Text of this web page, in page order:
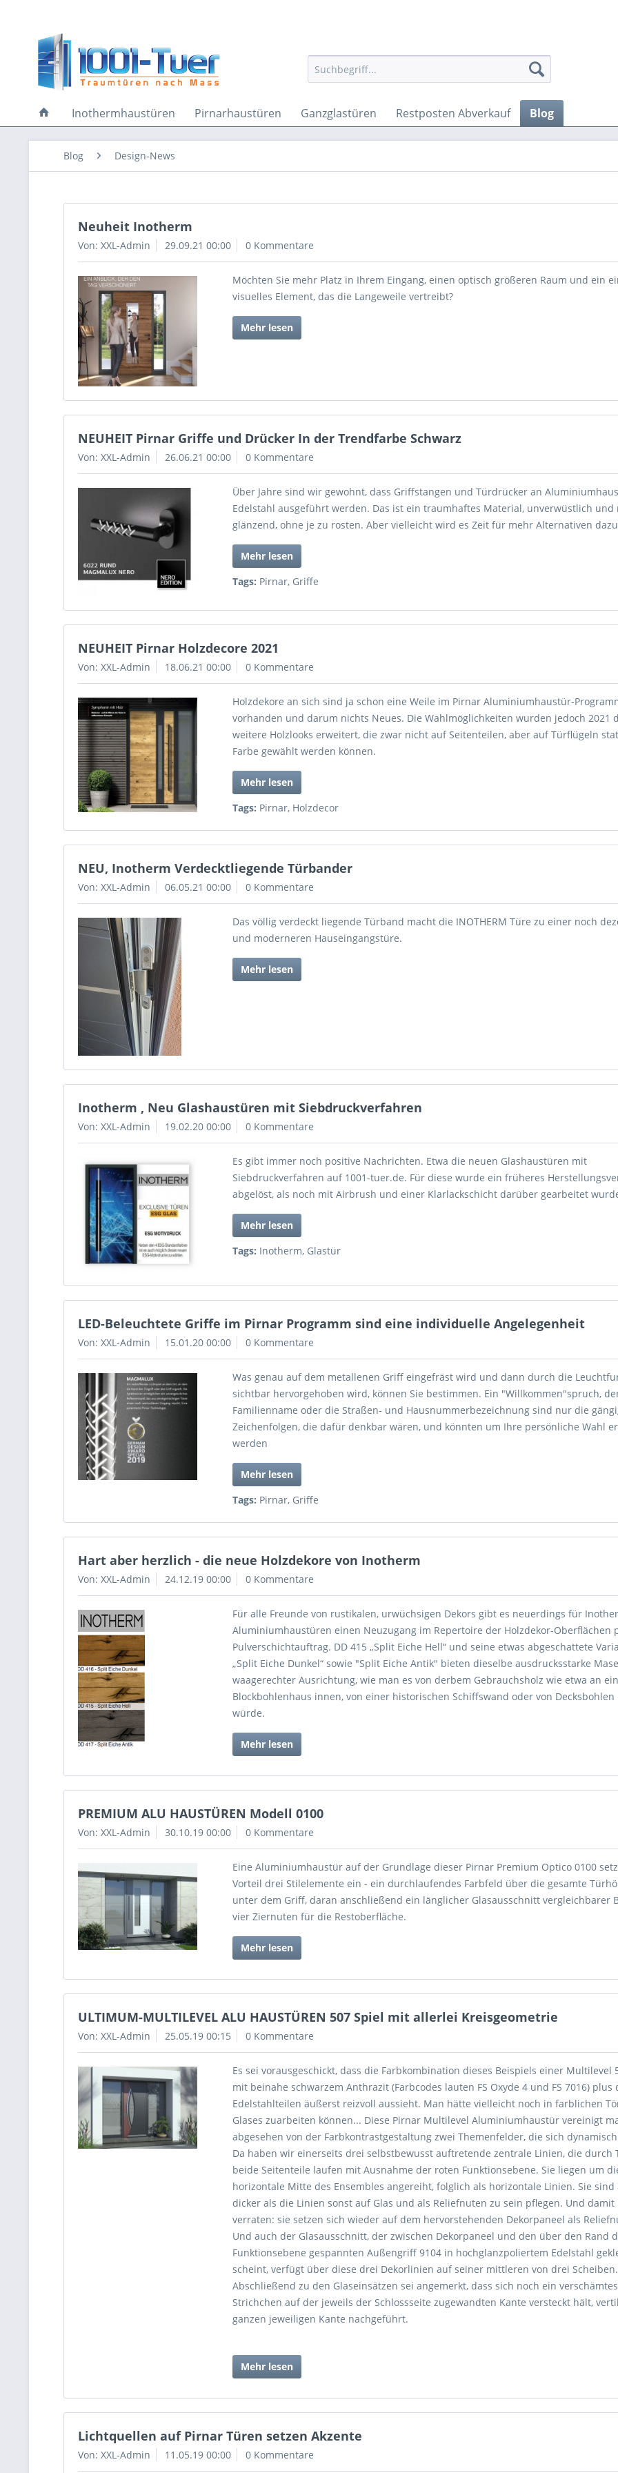
Inothermhaustüren Pirnarhaustüren Ganzglastüren Restposten Abverkauf Blog
Blog Design-News
Neuheit Inotherm
Von: XXL-Admin 29.09.21 00:00 0 Kommentare
Möchten Sie mehr Platz in Ihrem Eingang, einen optisch größeren Raum und ein
visuelles Element, das die Langeweile vertreibt?
Mehr lesen
NEUHEIT Pirnar Griffe und Drücker In der Trendfarbe Schwarz
Von: XXL-Admin 26.06.21 00:00 0 Kommentare
Über Jahre sind wir gewohnt, dass Griffstangen und Türdrücker an
Edelstahl ausgeführt werden. Das ist ein traumhaftes Material, unverwüstlich und
glänzend, ohne je zu rosten. Aber vielleicht wird es Zeit für mehr Alternativen
Mehr lesen
Tags: Pirnar, Griffe
NEUHEIT Pirnar Holzdecore 2021
Von: XXL-Admin 18.06.21 00:00 0 Kommentare
Holzdekore an sich sind ja schon eine Weile im Pirnar Aluminiumhaustür-
vorhanden und darum nichts Neues. Die Wahlmöglichkeiten wurden jedoch 2021
weitere Holzlooks erweitert, die zwar nicht auf Seitenteilen, aber auf Türflügeln
Farbe gewählt werden können.
Mehr lesen
Tags: Pirnar, Holzdecor
NEU, Inotherm Verdecktliegende Türbander
Von: XXL-Admin 06.05.21 00:00 0 Kommentare
Das völlig verdeckt liegende Türband macht die INOTHERM Türe zu einer noch
und moderneren Hauseingangstüre.
Mehr lesen
Inotherm , Neu Glashaustüren mit Siebdruckverfahren
Von: XXL-Admin 19.02.20 00:00 0 Kommentare
Es gibt immer noch positive Nachrichten. Etwa die neuen Glashaustüren mit
Siebdruckverfahren auf 1001-tuer.de. Für diese wurde ein früheres
abgelöst, als noch mit Airbrush und einer Klarlackschicht darüber gearbeitet
Mehr lesen
Tags: Inotherm, Glastür
LED-Beleuchtete Griffe im Pirnar Programm sind eine individuelle Angelegenheit
Von: XXL-Admin 15.01.20 00:00 0 Kommentare
Was genau auf dem metallenen Griff eingefräst wird und dann durch die
sichtbar hervorgehoben wird, können Sie bestimmen. Ein "Willkommen"spruch,
Familienname oder die Straßen- und Hausnummerbezeichnung sind nur die
Zeichenfolgen, die dafür denkbar wären, und könnten um Ihre persönliche Wahl
werden
Mehr lesen
Tags: Pirnar, Griffe
Hart aber herzlich - die neue Holzdekore von Inotherm
Von: XXL-Admin 24.12.19 00:00 0 Kommentare
Für alle Freunde von rustikalen, urwüchsigen Dekors gibt es neuerdings für
Aluminiumhaustüren einen Neuzugang im Repertoire der Holzdekor-Oberflächen
Pulverschichtauftrag. DD 415 „Split Eiche Hell“ und seine etwas abgeschattete
„Split Eiche Dunkel“ sowie "Split Eiche Antik" bieten dieselbe ausdrucksstarke
waagerechter Ausrichtung, wie man es von derbem Gebrauchsholz wie etwa an
Blockbohlenhaus innen, von einer historischen Schiffswand oder von
würde.
Mehr lesen
PREMIUM ALU HAUSTÜREN Modell 0100
Von: XXL-Admin 30.10.19 00:00 0 Kommentare
Eine Aluminiumhaustür auf der Grundlage dieser Pirnar Premium Optico 0100
Vorteil drei Stilelemente ein - ein durchlaufendes Farbfeld über die gesamte
unter dem Griff, daran anschließend ein länglicher Glasausschnitt vergleichbarer
vier Ziernuten für die Restoberfläche.
Mehr lesen
ULTIMUM-MULTILEVEL ALU HAUSTÜREN 507 Spiel mit allerlei Kreisgeometrie
Von: XXL-Admin 25.05.19 00:15 0 Kommentare
Es sei vorausgeschickt, dass die Farbkombination dieses Beispiels einer Multilevel
mit beinahe schwarzem Anthrazit (Farbcodes lauten FS Oxyde 4 und FS 7016) plus
Edelstahlteilen äußerst reizvoll aussieht. Man hätte vielleicht noch in farblichen
Glases zuarbeiten können... Diese Pirnar Multilevel Aluminiumhaustür vereinigt
abgesehen von der Farbkontrastgestaltung zwei Themenfelder, die sich
Da haben wir einerseits drei selbstbewusst auftretende zentrale Linien, die durch
beide Seitenteile laufen mit Ausnahme der roten Funktionsebene. Sie liegen um
horizontale Mitte des Ensembles angereiht, folglich als horizontale Linien. Sie sind
dicker als die Linien sonst auf Glas und als Reliefnuten zu sein pflegen. Und damit
verraten: sie setzen sich wieder auf dem hervorstehenden Dekorpaneel als
Und auch der Glasausschnitt, der zwischen Dekorpaneel und den über den Rand
Funktionsebene gespannten Außengriff 9104 in hochglanzpoliertem Edelstahl
scheint, verfügt über diese drei Dekorlinien auf seiner mittleren von drei Scheiben.
Abschließend zu den Glaseinsätzen sei angemerkt, dass sich noch ein
Strichchen auf der jeweils der Schlossseite zugewandten Kante versteckt hält,
ganzen jeweiligen Kante nachgeführt.
Mehr lesen
Lichtquellen auf Pirnar Türen setzen Akzente
Von: XXL-Admin 11.05.19 00:00 0 Kommentare